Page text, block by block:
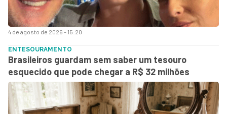
4 de agosto de 2026 - 15:20
ENTESOURAMENTO
Brasileiros guardam sem saber um tesouro
esquecido que pode chegar a R$ 32 milhões